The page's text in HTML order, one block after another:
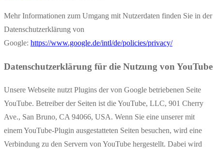
Mehr Informationen zum Umgang mit Nutzerdaten finden Sie in der
Datenschutzerklärung von
Google: https://www.google.de/intl/de/policies/privacy/
Datenschutzerklärung für die Nutzung von YouTube
Unsere Webseite nutzt Plugins der von Google betriebenen Seite
YouTube. Betreiber der Seiten ist die YouTube, LLC, 901 Cherry
Ave., San Bruno, CA 94066, USA. Wenn Sie eine unserer mit
einem YouTube-Plugin ausgestatteten Seiten besuchen, wird eine
Verbindung zu den Servern von YouTube hergestellt. Dabei wird